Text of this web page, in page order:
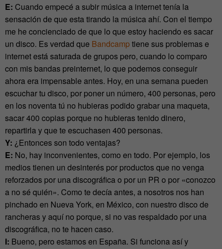
E: Cuando empecé a subir música a internet tenía la
sensación de que esta tirando la música ahí. Con el tiempo
me he concienciado de que lo que estoy haciendo es sacar
un disco. Es verdad que Bandcamptiene sus problemas e
internet está saturada de grupos pero, cuando lo comparo
con mis bandas preinternet, lo que podemos conseguir
ahora era impensable antes. Hoy, en una semana pueden
escuchar tu disco, por poner un número, 400 personas, pero
en los noventa tú no hubieras podido grabar una maqueta,
sacar 400 copias porque no hubieras tenido dinero,
repartirla y que te escuchasen 400 personas.
Y: ¿Entonces son todo ventajas?
E: No, hay inconvenientes, como en todo. Por ejemplo, los
medios tienen un desinterés por productos que no venga
reforzados por una discográfica o por un PR o por «conozco
a no sé quién». Como te decía antes, a nosotros nos han
pinchado en Nueva York, en México, con nuestro disco de
rancheras y aquí no porque, si no vas respaldado por una
discográfica, no te hacen caso.
I: Bueno, pero estamos en España. Si funciona así y